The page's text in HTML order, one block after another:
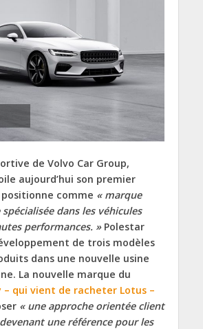
de Volvo Car Group,
aujourd’hui son premier
comme « marque
dans les véhicules
performances. »Polestar
de trois modèles
dans une nouvelle usine
La nouvelle marque du
– qui vient de racheter Lotus –
« une approche orientée client
une référence pour les